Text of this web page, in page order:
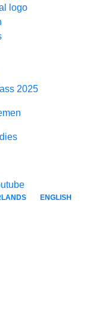
2025
ENGLISH